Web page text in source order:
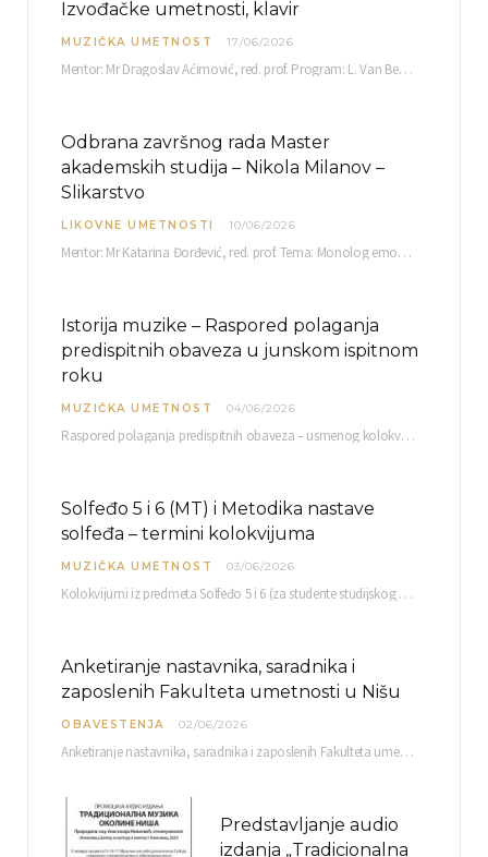
Izvođačke umetnosti, klavir
MUZIČKA UMETNOST 17/06/2026
Mentor: Mr Dragoslav Aćimović, red. prof. Program: L. Van Betoven: Sonata op. 31 br. 2 u…
Odbrana završnog rada Master
akademskih studija – Nikola Milanov –
Slikarstvo
LIKOVNE UMETNOSTI 10/06/2026
Mentor: Mr Katarina Đorđević, red. prof. Tema: Monolog emocija Sreda, 17. 06. 2026. u 15:30 sati Sala br. 12 Fakulteta umetnosti u Nišu, Kneginje…
Istorija muzike – Raspored polaganja
predispitnih obaveza u junskom ispitnom
roku
MUZIČKA UMETNOST 04/06/2026
Raspored polaganja predispitnih obaveza – usmenog kolokvijuma i testa iz slušanja muzike – objavljen je…
Solfeđo 5 i 6 (MT) i Metodika nastave
solfeđa – termini kolokvijuma
MUZIČKA UMETNOST 03/06/2026
Kolokvijumi iz predmeta Solfeđo 5 i 6 (za studente studijskog programa Muzička teorija) i Metodika…
Anketiranje nastavnika, saradnika i
zaposlenih Fakulteta umetnosti u Nišu
OBAVESTENJA 02/06/2026
Anketiranje nastavnika, saradnika i zaposlenih Fakulteta umetnosti u Nišu radi sačinjavanja Izveštaja o samovrednovanju biće…
Predstavljanje audio
izdanja „Tradicionalna